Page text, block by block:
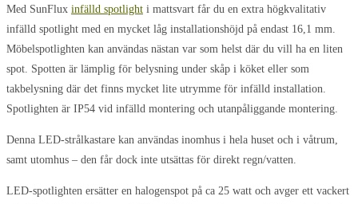
Med SunFlux infälld spotlight i mattsvart får du en extra högkvalitativ
infälld spotlight med en mycket låg installationshöjd på endast 16,1 mm.
Möbelspotlighten kan användas nästan var som helst där du vill ha en liten
spot. Spotten är lämplig för belysning under skåp i köket eller som
takbelysning där det finns mycket lite utrymme för infälld installation.
Spotlighten är IP54 vid infälld montering och utanpåliggande montering.
Denna LED-strålkastare kan användas inomhus i hela huset och i våtrum,
samt utomhus – den får dock inte utsättas för direkt regn/vatten.
LED-spotlighten ersätter en halogenspot på ca 25 watt och avger ett vackert